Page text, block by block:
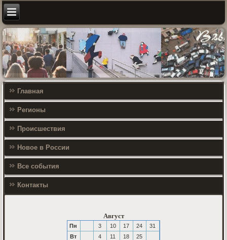
Главная
Регионы
Происшествия
Новое в России
Все события
Контакты
Август
Пн 3 10 17 24
31
Вт
4 11 18
25